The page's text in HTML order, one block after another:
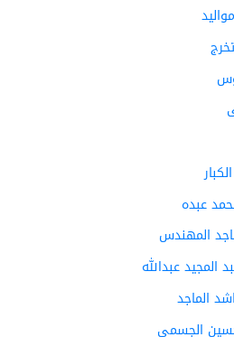
عبده
المهندس
المجيد عبدالله
الماجد
الجسمي